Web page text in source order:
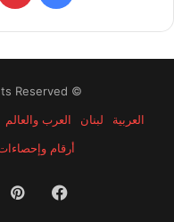
© Copyright 2026, All Rights Reserved
العربية
لبنان العرب والعالم
أرقام
فيسبوك